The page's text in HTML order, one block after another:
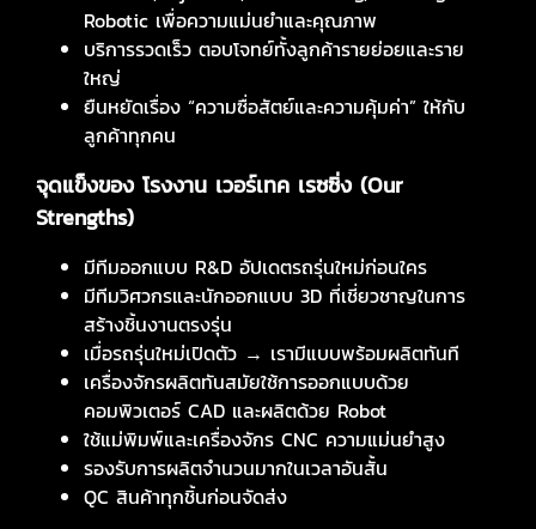
Robotic เพื่อความแม่นยำและคุณภาพ
บริการรวดเร็ว ตอบโจทย์ทั้งลูกค้ารายย่อยและราย
ใหญ่
ยืนหยัดเรื่อง “ความซื่อสัตย์และความคุ้มค่า” ให้กับ
ลูกค้าทุกคน
จุดแข็งของ โรงงาน เวอร์เทค เรซซิ่ง (Our
Strengths)
มีทีมออกแบบ R&D อัปเดตรถรุ่นใหม่ก่อนใคร
มีทีมวิศวกรและนักออกแบบ 3D ที่เชี่ยวชาญในการ
สร้างชิ้นงานตรงรุ่น
เมื่อรถรุ่นใหม่เปิดตัว → เรามีแบบพร้อมผลิตทันที
เครื่องจักรผลิตทันสมัยใช้การออกแบบด้วย
คอมพิวเตอร์ CAD และผลิตด้วย Robot
ใช้แม่พิมพ์และเครื่องจักร CNC ความแม่นยำสูง
รองรับการผลิตจำนวนมากในเวลาอันสั้น
QC สินค้าทุกชิ้นก่อนจัดส่ง